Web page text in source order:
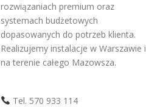
rozwiązaniach premium oraz
systemach budżetowych
dopasowanych do potrzeb klienta.
Realizujemy instalacje w Warszawie i
na terenie całego Mazowsza.
Tel. 570 933 114